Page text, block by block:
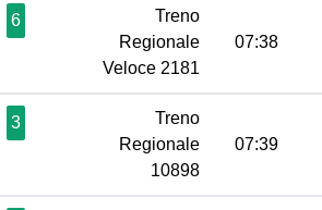
6
Treno
Regionale
Veloce 2181
07:38
3
Treno
Regionale
10898
07:39